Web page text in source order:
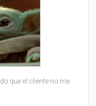
que el cliente no me